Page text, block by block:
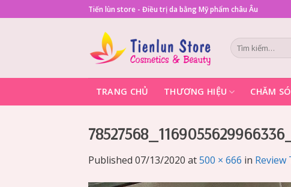
to
Tiến lùn store - Điều trị da bằng Mỹ phẩm châu Âu
Tìm
kiếm:
TRANG CHỦ THƯƠNG HIỆU CHĂM
Published 07/13/2020 at500 × 666 in